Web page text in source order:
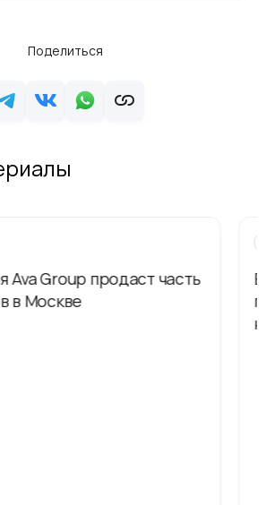
Поделиться
Ava Group продаст часть
в Москве